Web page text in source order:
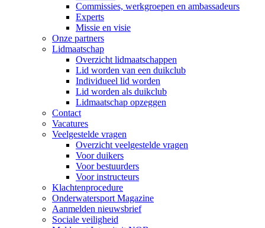
Commissies, werkgroepen en ambassadeurs
Experts
Missie en visie
Onze partners
Lidmaatschap
Overzicht lidmaatschappen
Lid worden van een duikclub
Individueel lid worden
Lid worden als duikclub
Lidmaatschap opzeggen
Contact
Vacatures
Veelgestelde vragen
Overzicht veelgestelde vragen
Voor duikers
Voor bestuurders
Voor instructeurs
Klachtenprocedure
Onderwatersport Magazine
Aanmelden nieuwsbrief
Sociale veiligheid